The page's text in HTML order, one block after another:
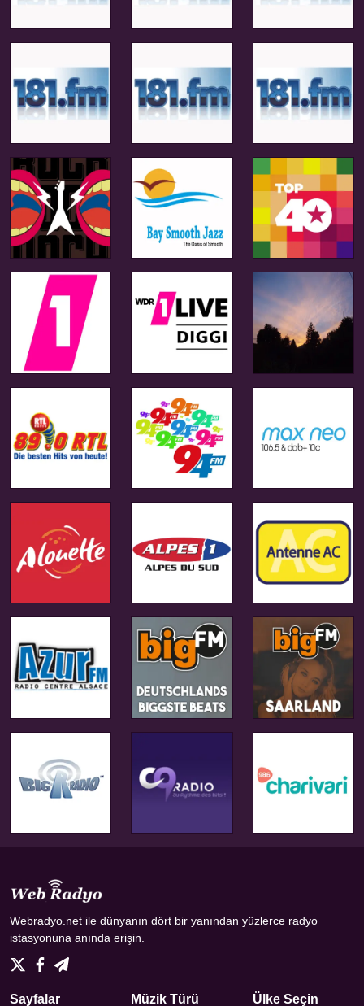
Webradyo.net ile dünyanın dört bir yanından yüzlerce radyo
istasyonuna anında erişin.
Sayfalar Müzik Türü Ülke Seçin